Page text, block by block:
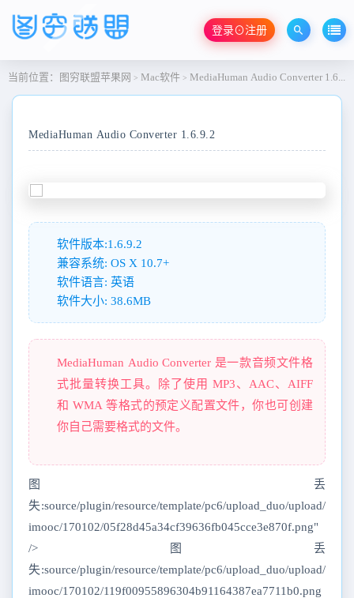
登录⊙注册
当前位置： 图穷联盟苹果网 > Mac软件 > MediaHuman Audio Converter 1.6.9.2
MediaHuman Audio Converter 1.6.9.2
软件版本:1.6.9.2
兼容系统: OS X 10.7+
软件语言: 英语
软件大小: 38.6MB
MediaHuman Audio Converter 是一款音频文件格
式批量转换工具。除了使用 MP3、AAC、AIFF
和 WMA 等格式的预定义配置文件，你也可创建
你自己需要格式的文件。
图丢
失:source/plugin/resource/template/pc6/upload_duo/upload/
imooc/170102/05f28d45a34cf39636fb045cce3e870f.png"
/>图丢
失:source/plugin/resource/template/pc6/upload_duo/upload/
imooc/170102/119f00955896304b91164387ea7711b0.png